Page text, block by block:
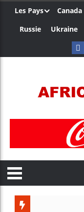
Les Pays Canada
Russie
Ukraine